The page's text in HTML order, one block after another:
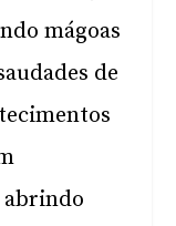
mágoas
de
abrindo